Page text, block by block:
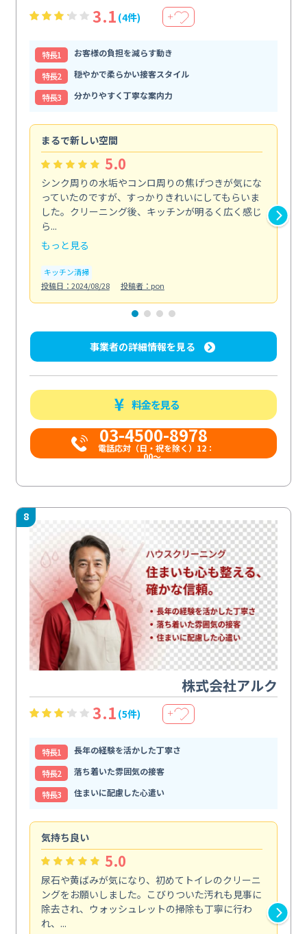
3.1 (4件) ＋
特⻑1
お客様の負担を減らす動き
特⻑2
穏やかで柔らかい接客スタイル
特⻑3
分かりやすく丁寧な案内力
まるで新しい空間
5.0
シンク周りの水垢やコンロ周りの焦げつきが気にな
っていたのですが、すっかりきれいにしてもらいま
した。クリーニング後、キッチンが明るく広く感じ
ら...
もっと見る
キッチン清掃
投稿日：2024/08/28
投稿者：pon
事業者の詳細情報を見る
料金を見る
03-4500-8978
電話応対（日・祝を除く）12：
00～...
8
株式会社アルク
3.1 (5件) ＋
特⻑1
長年の経験を活かした丁寧さ
特⻑2
落ち着いた雰囲気の接客
特⻑3
住まいに配慮した心遣い
気持ち良い
5.0
尿石や黄ばみが気になり、初めてトイレのクリーニ
ングをお願いしました。こびりついた汚れも見事に
除去され、ウォッシュレットの掃除も丁寧に行わ
れ、...